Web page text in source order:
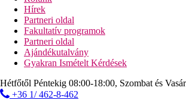
Ellátás
All Inclusive: minden étkezés
alkoholos és alkoholmentes italok
között, napközben snack-ételek,
részletekben szállodánként
Hírek
Partneri oldal
Fakultatív programok
Partneri oldal
Ajándékutalvány
Gyakran Ismételt Kérdések
Hétfőtől Péntekig 08:00-18:00, Szombat és
+36 1/ 462-8-462